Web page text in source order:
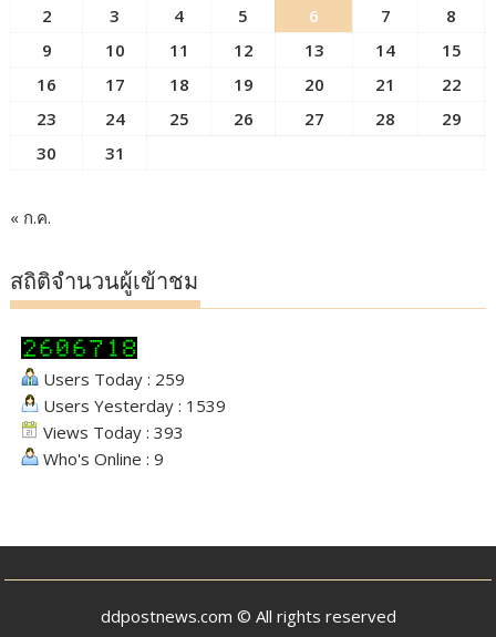
2
3 4 5 6 7
8
9
10 11 12 13 14
15
16
17 18 19 20 21
22
23
24 25 26 27 28
29
30
31
« ก.ค.
สถิติจำนวนผู้เข้าชม
Users Today : 259
Users Yesterday : 1539
Views Today : 393
Who's Online : 9
ddpostnews.com © All rights reserved